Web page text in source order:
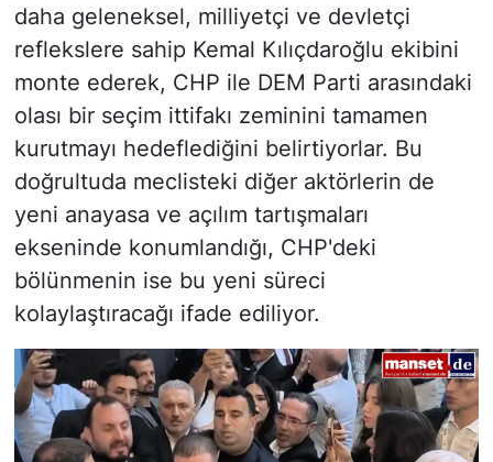
daha geleneksel, milliyetçi ve devletçi
reflekslere sahip Kemal Kılıçdaroğlu ekibini
monte ederek, CHP ile DEM Parti arasındaki
olası bir seçim ittifakı zeminini tamamen
kurutmayı hedeflediğini belirtiyorlar. Bu
doğrultuda meclisteki diğer aktörlerin de
yeni anayasa ve açılım tartışmaları
ekseninde konumlandığı, CHP'deki
bölünmenin ise bu yeni süreci
kolaylaştıracağı ifade ediliyor.